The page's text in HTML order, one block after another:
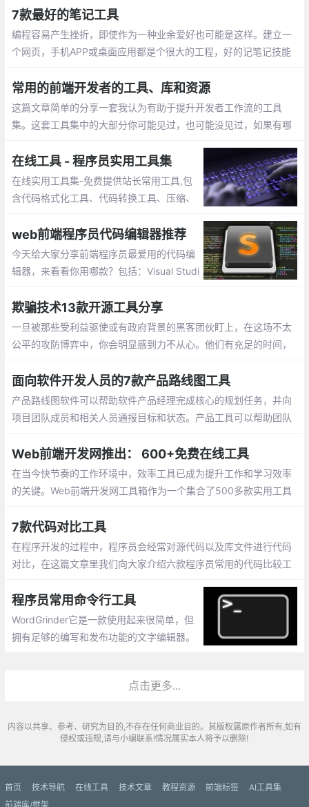
7款最好的笔记工具
编程容易产生挫折，即使作为一种业余爱好也可能是这样。建立一
个网页，手机APP或桌面应用都是个很大的工程，好的记笔记技能
法。
常用的前端开发者的工具、库和资源
这篇文章简单的分享一套我认为有助于提升开发者工作流的工具
集。这套工具集中的大部分你可能见过，也可能没见过，如果有哪
类的资源，所以这里我将它们分组整理。
在线工具 - 程序员实用工具集
在线实用工具集-免费提供站长常用工具,包
含代码格式化工具、代码转换工具、压缩、
无忧。
web前端程序员代码编辑器推荐
今天给大家分享前端程序员最爱用的代码编
辑器，来看看你用哪款？包括：Visual Studi
t、Dreamweaver、Brackets、Notepad++
欺骗技术13款开源工具分享
一旦被那些受利益驱使或有政府背景的黑客团伙盯上，在这场不太
公平的攻防博弈中，你会明显感到力不从心。他们有充足的时间，
就可以大获全胜
面向软件开发人员的7款产品路线图工具
产品路线图软件可以帮助软件产品经理完成核心的规划任务，并向
项目团队成员和相关人员通报目标和状态。产品工具可以帮助团队
整个产品生命周期中步调一致
Web前端开发网推出： 600+免费在线工具
在当今快节奏的工作环境中，效率工具已成为提升工作和学习效率
的关键。Web前端开发网工具箱作为一个集合了500多款实用工具
下载安装、直接在浏览器中使用的便捷解决方案。
7款代码对比工具
在程序开发的过程中，程序员会经常对源代码以及库文件进行代码
对比，在这篇文章里我们向大家介绍六款程序员常用的代码比较工
程序员常用命令行工具
WordGrinder它是一款使用起来很简单，但
拥有足够的编写和发布功能的文字编辑器。
点击更多...
内容以共享、参考、研究为目的,不存在任何商业目的。其版权属原作者所有,如有
侵权或违规,请与小编联系!情况属实本人将予以删除!
首页 技术导航 在线工具 技术文章 教程资源 前端标签
AI工具集
前端库/框架